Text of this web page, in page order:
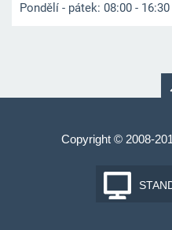
Pondělí - pátek: 08:00 - 16:30
Copyright © 2008-